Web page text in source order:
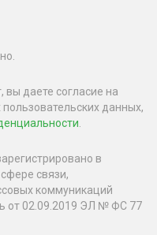
даете согласие на
данных,
.
в
связи,
коммуникаций
от 02.09.2019 ЭЛ № ФС 77